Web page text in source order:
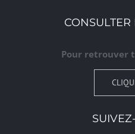
Pour retrouver